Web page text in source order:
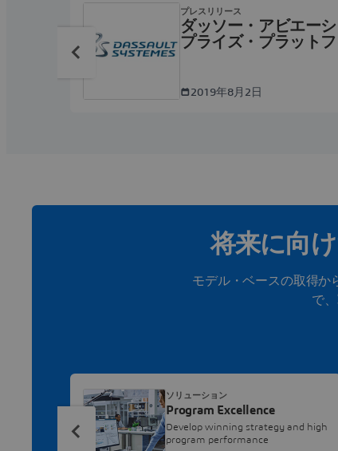
ダッソー・アビエー
プライズ・プラット
プレスリリース
2019年8月2日
将来に向
モデル・ベースの取得か
で
Program Excellence
Develop winning strategy and high
program performance
ソリューション